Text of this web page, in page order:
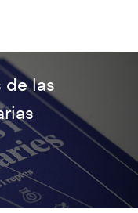
las